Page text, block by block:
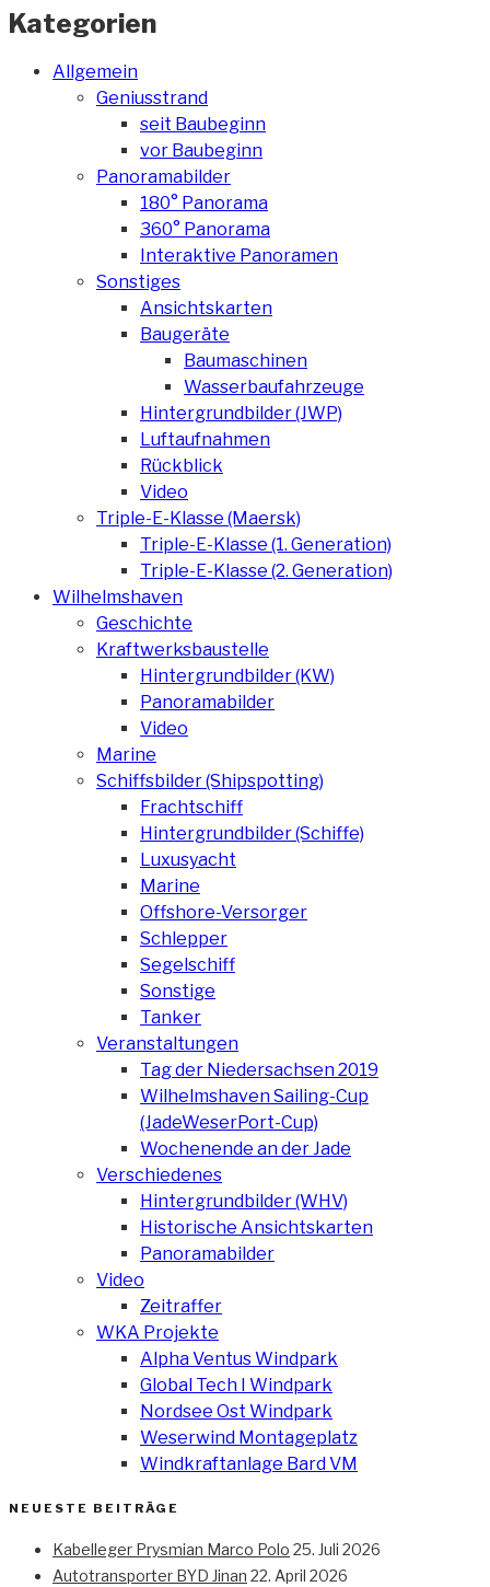
Kategorien
Allgemein
Geniusstrand
seit Baubeginn
vor Baubeginn
Panoramabilder
180° Panorama
360° Panorama
Interaktive Panoramen
Sonstiges
Ansichtskarten
Baugeräte
Baumaschinen
Wasserbaufahrzeuge
Hintergrundbilder (JWP)
Luftaufnahmen
Rückblick
Video
Triple-E-Klasse (Maersk)
Triple-E-Klasse (1. Generation)
Triple-E-Klasse (2. Generation)
Wilhelmshaven
Geschichte
Kraftwerksbaustelle
Hintergrundbilder (KW)
Panoramabilder
Video
Marine
Schiffsbilder (Shipspotting)
Frachtschiff
Hintergrundbilder (Schiffe)
Luxusyacht
Marine
Offshore-Versorger
Schlepper
Segelschiff
Sonstige
Tanker
Veranstaltungen
Tag der Niedersachsen 2019
Wilhelmshaven Sailing-Cup
(JadeWeserPort-Cup)
Wochenende an der Jade
Verschiedenes
Hintergrundbilder (WHV)
Historische Ansichtskarten
Panoramabilder
Video
Zeitraffer
WKA Projekte
Alpha Ventus Windpark
Global Tech I Windpark
Nordsee Ost Windpark
Weserwind Montageplatz
Windkraftanlage Bard VM
NEUESTE BEITRÄGE
Kabelleger Prysmian Marco Polo 25. Juli 2026
Autotransporter BYD Jinan 22. April 2026